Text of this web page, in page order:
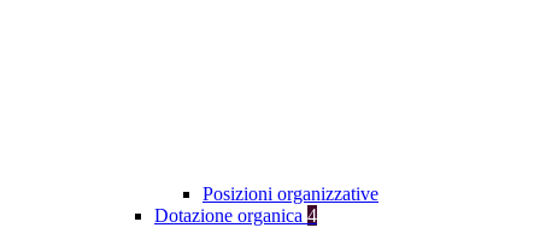
Posizioni organizzative
Dotazione organica 4